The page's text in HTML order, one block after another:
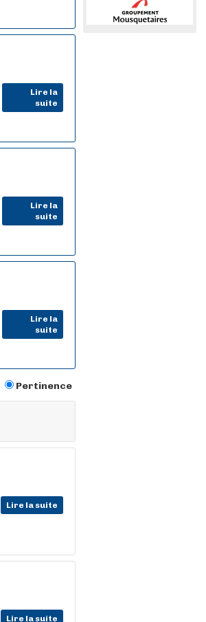
Lire la
suite
Lire la
suite
Lire la
suite
Pertinence
Lire la suite
Lire la suite